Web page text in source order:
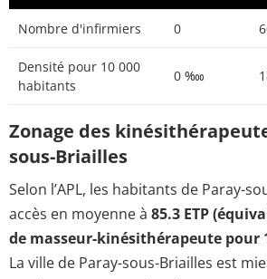
Nombre d'infirmiers 0
Densité pour 10 000
habitants
0 ‱
Zonage des
sous-Briailles
Selon l’APL, les habitants de Paray-
accès en moyenne à 85.3 ETP
de masseur-kinésithérapeute pour
La ville de Paray-sous-Briailles est